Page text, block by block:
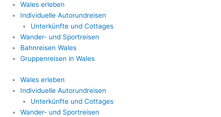
Wales erleben
Individuelle Autorundreisen
Unterkünfte und Cottages
Wander- und Sportreisen
Bahnreisen Wales
Gruppenreisen in Wales
Wales erleben
Individuelle Autorundreisen
Unterkünfte und Cottages
Wander- und Sportreisen